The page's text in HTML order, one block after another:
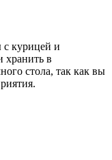
с курицей и
хранить в
стола, так как вы